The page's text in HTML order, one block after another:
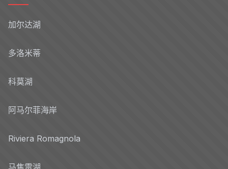
加尔达湖
多洛米蒂
科莫湖
阿马尔菲海岸
Riviera Romagnola
马焦雷湖